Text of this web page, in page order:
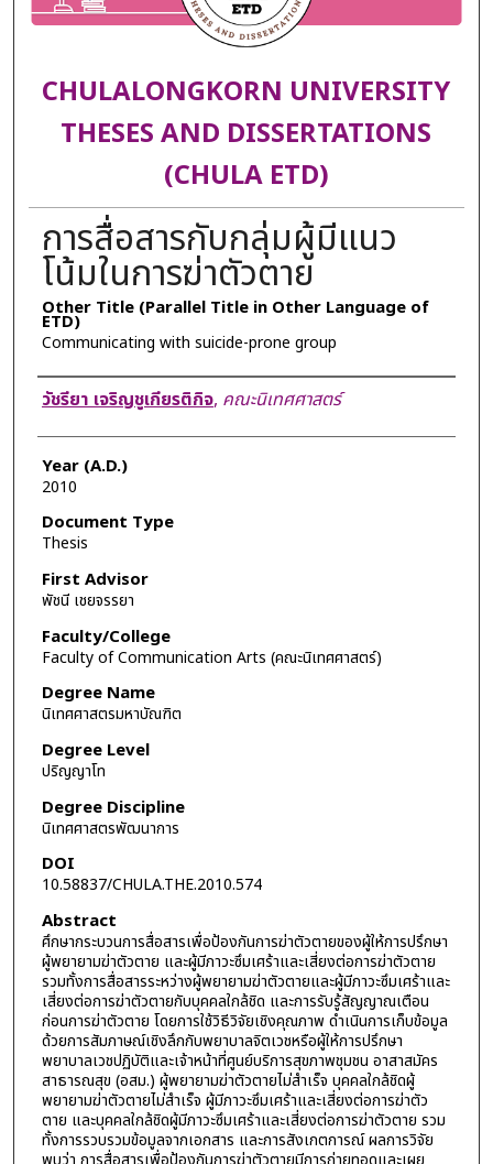
CHULALONGKORN UNIVERSITY
THESES AND DISSERTATIONS
(CHULA ETD)
การสื่อสารกับกลุ่มผู้มีแนว
โน้มในการฆ่าตัวตาย
Other Title (Parallel Title in Other Language of
ETD)
Communicating with suicide-prone group
Author
วัชรียา เจริญชูเกียรติกิจ, คณะนิเทศศาสตร์
Year (A.D.)
2010
Document Type
Thesis
First Advisor
พัชนี เชยจรรยา
Faculty/College
Faculty of Communication Arts (คณะนิเทศศาสตร์)
Degree Name
นิเทศศาสตรมหาบัณฑิต
Degree Level
ปริญญาโท
Degree Discipline
นิเทศศาสตรพัฒนาการ
DOI
10.58837/CHULA.THE.2010.574
Abstract
ศึกษากระบวนการสื่อสารเพื่อป้องกันการฆ่าตัวตายของผู้ให้การปรึกษา
ผู้พยายามฆ่าตัวตาย และผู้มีภาวะซึมเศร้าและเสี่ยงต่อการฆ่าตัวตาย
รวมทั้งการสื่อสารระหว่างผู้พยายามฆ่าตัวตายและผู้มีภาวะซึมเศร้าและ
เสี่ยงต่อการฆ่าตัวตายกับบุคคลใกล้ชิด และการรับรู้สัญญาณเตือน
ก่อนการฆ่าตัวตาย โดยการใช้วิธีวิจัยเชิงคุณภาพ ดำเนินการเก็บข้อมูล
ด้วยการสัมภาษณ์เชิงลึกกับพยาบาลจิตเวชหรือผู้ให้การปรึกษา
พยาบาลเวชปฏิบัติและเจ้าหน้าที่ศูนย์บริการสุขภาพชุมชน อาสาสมัคร
สาธารณสุข (อสม.) ผู้พยายามฆ่าตัวตายไม่สำเร็จ บุคคลใกล้ชิดผู้
พยายามฆ่าตัวตายไม่สำเร็จ ผู้มีภาวะซึมเศร้าและเสี่ยงต่อการฆ่าตัว
ตาย และบุคคลใกล้ชิดผู้มีภาวะซึมเศร้าและเสี่ยงต่อการฆ่าตัวตาย รวม
ทั้งการรวบรวมข้อมูลจากเอกสาร และการสังเกตการณ์ ผลการวิจัย